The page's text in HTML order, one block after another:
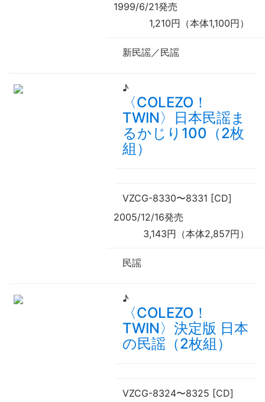
1999/6/21発売
1,210円（本体1,100円）
新民謡／民謡
♪
〈COLEZO！
TWIN〉日本民謡ま
るかじり100（2枚
組）
VZCG-8330〜8331 [CD]
2005/12/16発売
3,143円（本体2,857円）
民謡
♪
〈COLEZO！
TWIN〉決定版 日本
の民謡（2枚組）
VZCG-8324〜8325 [CD]